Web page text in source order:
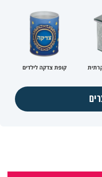
קופת צדקה לילדים